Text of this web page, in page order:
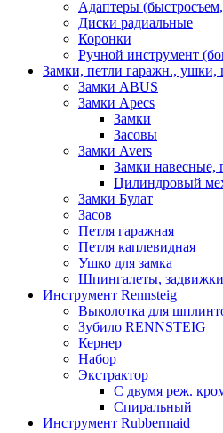
Адаптеры
Диски радиальные
Коронки
Ручной инструмент
Замки, петли гаражн., ушки,
Замки ABUS
Замки Apecs
Замки
Засовы
Замки Avers
Замки навесные,
Цилиндровый
Замки Булат
Засов
Петля гаражная
Петля каплевидная
Ушко для замка
Шпингалеты,
Инструмент Rennsteig
Выколотка для
Зубило RENNSTEIG
Кернер
Набор
Экстрактор
С двумя реж.
Спиральный
Инструмент Rubbermaid